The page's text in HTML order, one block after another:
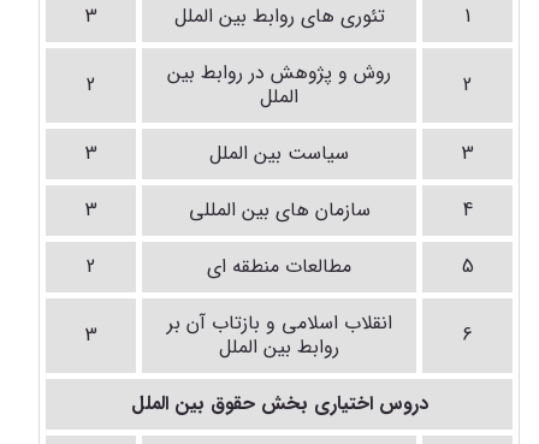
1
تئوری های روابط بین الملل 3
2
روش و پژوهش در روابط بین
الملل
2
3 سیاست بین الملل
3
4
سازمان های بین المللی
3
5
مطالعات منطقه ای 2
6
انقلاب اسلامی و بازتاب آن بر
روابط بین الملل
3
دروس اختیاری بخش حقوق بین الملل